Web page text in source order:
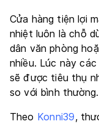
Cửa hàng tiện lợi
nhiệt luôn là chỗ
dân văn phòng
nhiều. Lúc này
sẽ được tiêu thụ
so với bình thường.
Theo Konni39,